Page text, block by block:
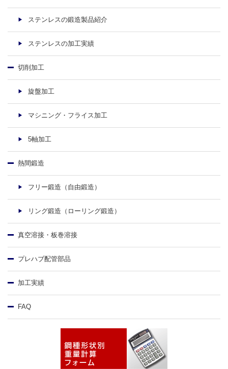
ステンレスの鍛造製品紹介
ステンレスの加工実績
切削加工
旋盤加工
マシニング・フライス加工
5軸加工
熱間鍛造
フリー鍛造（自由鍛造）
リング鍛造（ローリング鍛造）
真空溶接・板巻溶接
プレハブ配管部品
加工実績
FAQ